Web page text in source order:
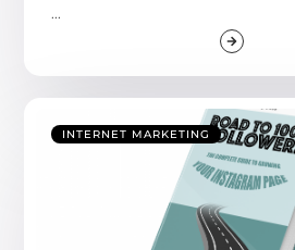
...
INTERNET MARKETING